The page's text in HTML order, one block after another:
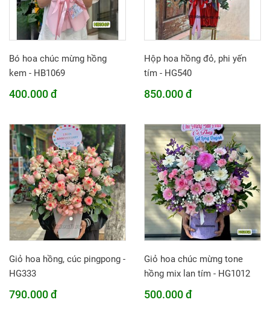
Bó hoa chúc mừng hồng
kem - HB1069
400.000 đ
Hộp hoa hồng đỏ, phi yến
tím - HG540
850.000 đ
Giỏ hoa hồng, cúc pingpong -
HG333
790.000 đ
Giỏ hoa chúc mừng tone
hồng mix lan tím - HG1012
500.000 đ